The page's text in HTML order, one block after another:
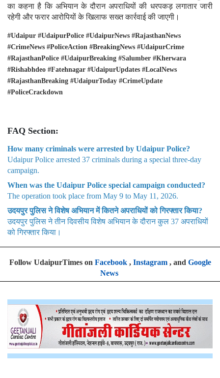
का कहना है कि अभियान के दौरान अपराधियों की धरपकड़ लगातार जारी
रहेगी और फरार आरोपियों के खिलाफ सख्त कार्रवाई की जाएगी।
#Udaipur #UdaipurPolice #UdaipurNews #RajasthanNews
#CrimeNews #PoliceAction #BreakingNews #UdaipurCrime
#RajasthanPolice #UdaipurBreaking #Salumber #Kherwara
#Rishabhdeo #Fatehnagar #UdaipurUpdates #LocalNews
#RajasthanBreaking #UdaipurToday #CrimeUpdate
#PoliceCrackdown
FAQ Section:
How many criminals were arrested by Udaipur Police?
Udaipur Police arrested 37 criminals during a special three-day
campaign.
When was the Udaipur Police special campaign conducted?
The operation took place from May 9 to May 11, 2026.
उदयपुर पुलिस ने विशेष अभियान में कितने अपराधियों को गिरफ्तार किया?
उदयपुर पुलिस ने तीन दिवसीय विशेष अभियान के दौरान कुल 37 अपराधियों
को गिरफ्तार किया।
Follow UdaipurTimes on Facebook, Instagram, and Google
News